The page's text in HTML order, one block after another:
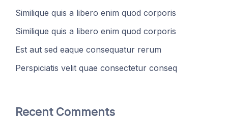
Similique quis a libero enim quod corporis
Similique quis a libero enim quod corporis
Est aut sed eaque consequatur rerum
Perspiciatis velit quae consectetur conseq
Recent Comments